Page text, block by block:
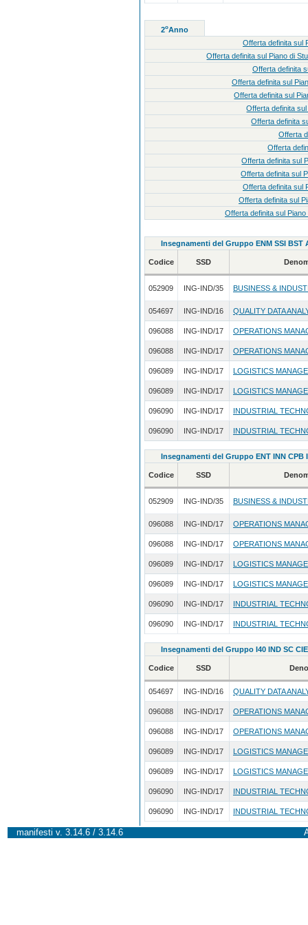
2oAnno
Offerta definita sul
Offerta definita sul Piano di
Offerta definita
Offerta definita sul
Offerta definita sul
Offerta definita
Offerta definita
Offerta
Offerta
Offerta definita sul
Offerta definita sul
Offerta definita sul
Offerta definita sul
Offerta definita sul
Insegnamenti del Gruppo ENM SSI BST
Codice SSD
052909 ING-IND/35 BUSINESS &
054697 ING-IND/16 QUALITY DATA
096088 ING-IND/17 OPERATIONS
096088 ING-IND/17 OPERATIONS
096089 ING-IND/17 LOGISTICS
096089 ING-IND/17 LOGISTICS
096090 ING-IND/17 INDUSTRIAL
096090 ING-IND/17 INDUSTRIAL
Insegnamenti del Gruppo ENT INN CPB
Codice SSD
052909 ING-IND/35 BUSINESS &
096088 ING-IND/17 OPERATIONS
096088 ING-IND/17 OPERATIONS
096089 ING-IND/17 LOGISTICS
096089 ING-IND/17 LOGISTICS
096090 ING-IND/17 INDUSTRIAL
096090 ING-IND/17 INDUSTRIAL
Insegnamenti del Gruppo I40 IND SC CIE
Codice SSD
054697 ING-IND/16 QUALITY DATA
096088 ING-IND/17 OPERATIONS
096088 ING-IND/17 OPERATIONS
096089 ING-IND/17 LOGISTICS
096089 ING-IND/17 LOGISTICS
096090 ING-IND/17 INDUSTRIAL
096090 ING-IND/17 INDUSTRIAL
manifesti v. 3.14.6 / 3.14.6